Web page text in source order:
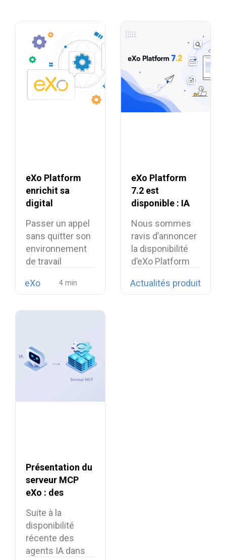
eXo Platform
enrichit sa
digital
la softphonie
open source
Linphone
Passer un appel
sans quitter son
environnement
de travail
désormais…
eXo
eXo Platform
7.2 est
disponible : IA
digital
workplace plus
unifiée
Nous sommes
ravis d’annoncer
la disponibilité
d’eXo Platform
Actualités produit
Présentation du
serveur MCP
eXo : des
sécurisées pour
la digital
workplace
Suite à la
disponibilité
récente des
agents IA dans